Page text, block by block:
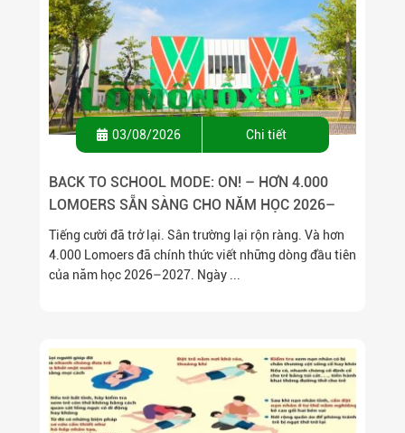
03/08/2026 Chi tiết
BACK TO SCHOOL MODE: ON! – HƠN 4.000
LOMOERS SẴN SÀNG CHO NĂM HỌC 2026–
2027
Tiếng cười đã trở lại. Sân trường lại rộn ràng. Và hơn
4.000 Lomoers đã chính thức viết những dòng đầu tiên
của năm học 2026–2027. Ngày ...